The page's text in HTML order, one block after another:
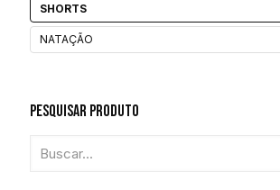
SHORTS
NATAÇÃO
Pesquisar Produto